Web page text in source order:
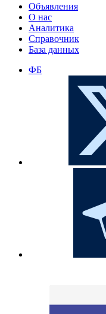
Объявления
О нас
Аналитика
Справочник
База данных
ФБ